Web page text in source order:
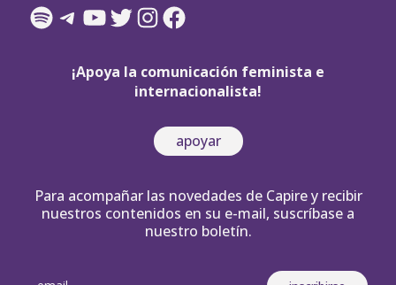
Spotify
Telegram
YouTube
Twitter
Instagram
Facebook
¡Apoya la comunicación feminista e
internacionalista!
apoyar
Para acompañar las novedades de Capire y recibir
nuestros contenidos en su e-mail, suscríbase a
nuestro boletín.